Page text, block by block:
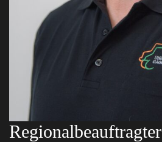
Regionalbeauftragter